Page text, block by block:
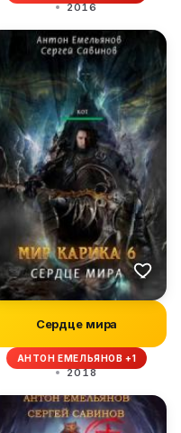
2016
Сердце мира
АНТОН ЕМЕЛЬЯНОВ +1
2018